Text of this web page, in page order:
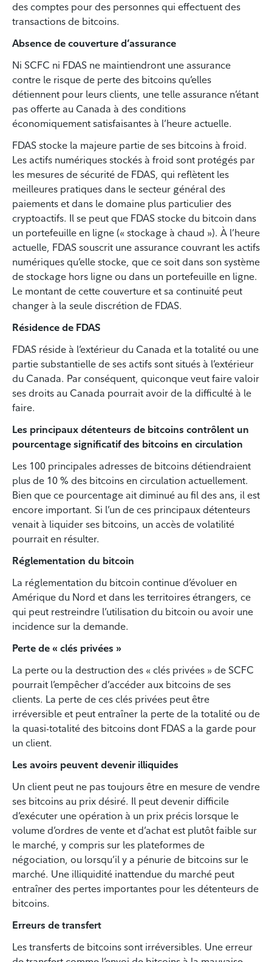
des comptes pour des personnes qui effectuent des
transactions de bitcoins.
Absence de couverture d’assurance
Ni SCFC ni FDAS ne maintiendront une assurance
contre le risque de perte des bitcoins qu’elles
détiennent pour leurs clients, une telle assurance n’étant
pas offerte au Canada à des conditions
économiquement satisfaisantes à l’heure actuelle.
FDAS stocke la majeure partie de ses bitcoins à froid.
Les actifs numériques stockés à froid sont protégés par
les mesures de sécurité de FDAS, qui reflètent les
meilleures pratiques dans le secteur général des
paiements et dans le domaine plus particulier des
cryptoactifs. Il se peut que FDAS stocke du bitcoin dans
un portefeuille en ligne (« stockage à chaud »). À l’heure
actuelle, FDAS souscrit une assurance couvrant les actifs
numériques qu’elle stocke, que ce soit dans son système
de stockage hors ligne ou dans un portefeuille en ligne.
Le montant de cette couverture et sa continuité peut
changer à la seule discrétion de FDAS.
Résidence de FDAS
FDAS réside à l’extérieur du Canada et la totalité ou une
partie substantielle de ses actifs sont situés à l’extérieur
du Canada. Par conséquent, quiconque veut faire valoir
ses droits au Canada pourrait avoir de la difficulté à le
faire.
Les principaux détenteurs de bitcoins contrôlent un
pourcentage significatif des bitcoins en circulation
Les 100 principales adresses de bitcoins détiendraient
plus de 10 % des bitcoins en circulation actuellement.
Bien que ce pourcentage ait diminué au fil des ans, il est
encore important. Si l’un de ces principaux détenteurs
venait à liquider ses bitcoins, un accès de volatilité
pourrait en résulter.
Réglementation du bitcoin
La réglementation du bitcoin continue d’évoluer en
Amérique du Nord et dans les territoires étrangers, ce
qui peut restreindre l’utilisation du bitcoin ou avoir une
incidence sur la demande.
Perte de « clés privées »
La perte ou la destruction des « clés privées » de SCFC
pourrait l’empêcher d’accéder aux bitcoins de ses
clients. La perte de ces clés privées peut être
irréversible et peut entraîner la perte de la totalité ou de
la quasi-totalité des bitcoins dont FDAS a la garde pour
un client.
Les avoirs peuvent devenir illiquides
Un client peut ne pas toujours être en mesure de vendre
ses bitcoins au prix désiré. Il peut devenir difficile
d’exécuter une opération à un prix précis lorsque le
volume d’ordres de vente et d’achat est plutôt faible sur
le marché, y compris sur les plateformes de
négociation, ou lorsqu’il y a pénurie de bitcoins sur le
marché. Une illiquidité inattendue du marché peut
entraîner des pertes importantes pour les détenteurs de
bitcoins.
Erreurs de transfert
Les transferts de bitcoins sont irréversibles. Une erreur